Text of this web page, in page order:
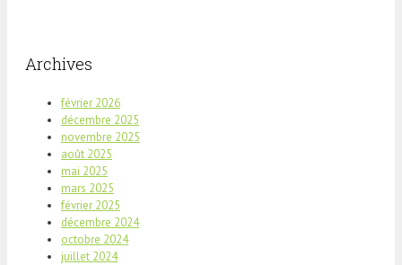
Archives
février 2026
décembre 2025
novembre 2025
août 2025
mai 2025
mars 2025
février 2025
décembre 2024
octobre 2024
juillet 2024